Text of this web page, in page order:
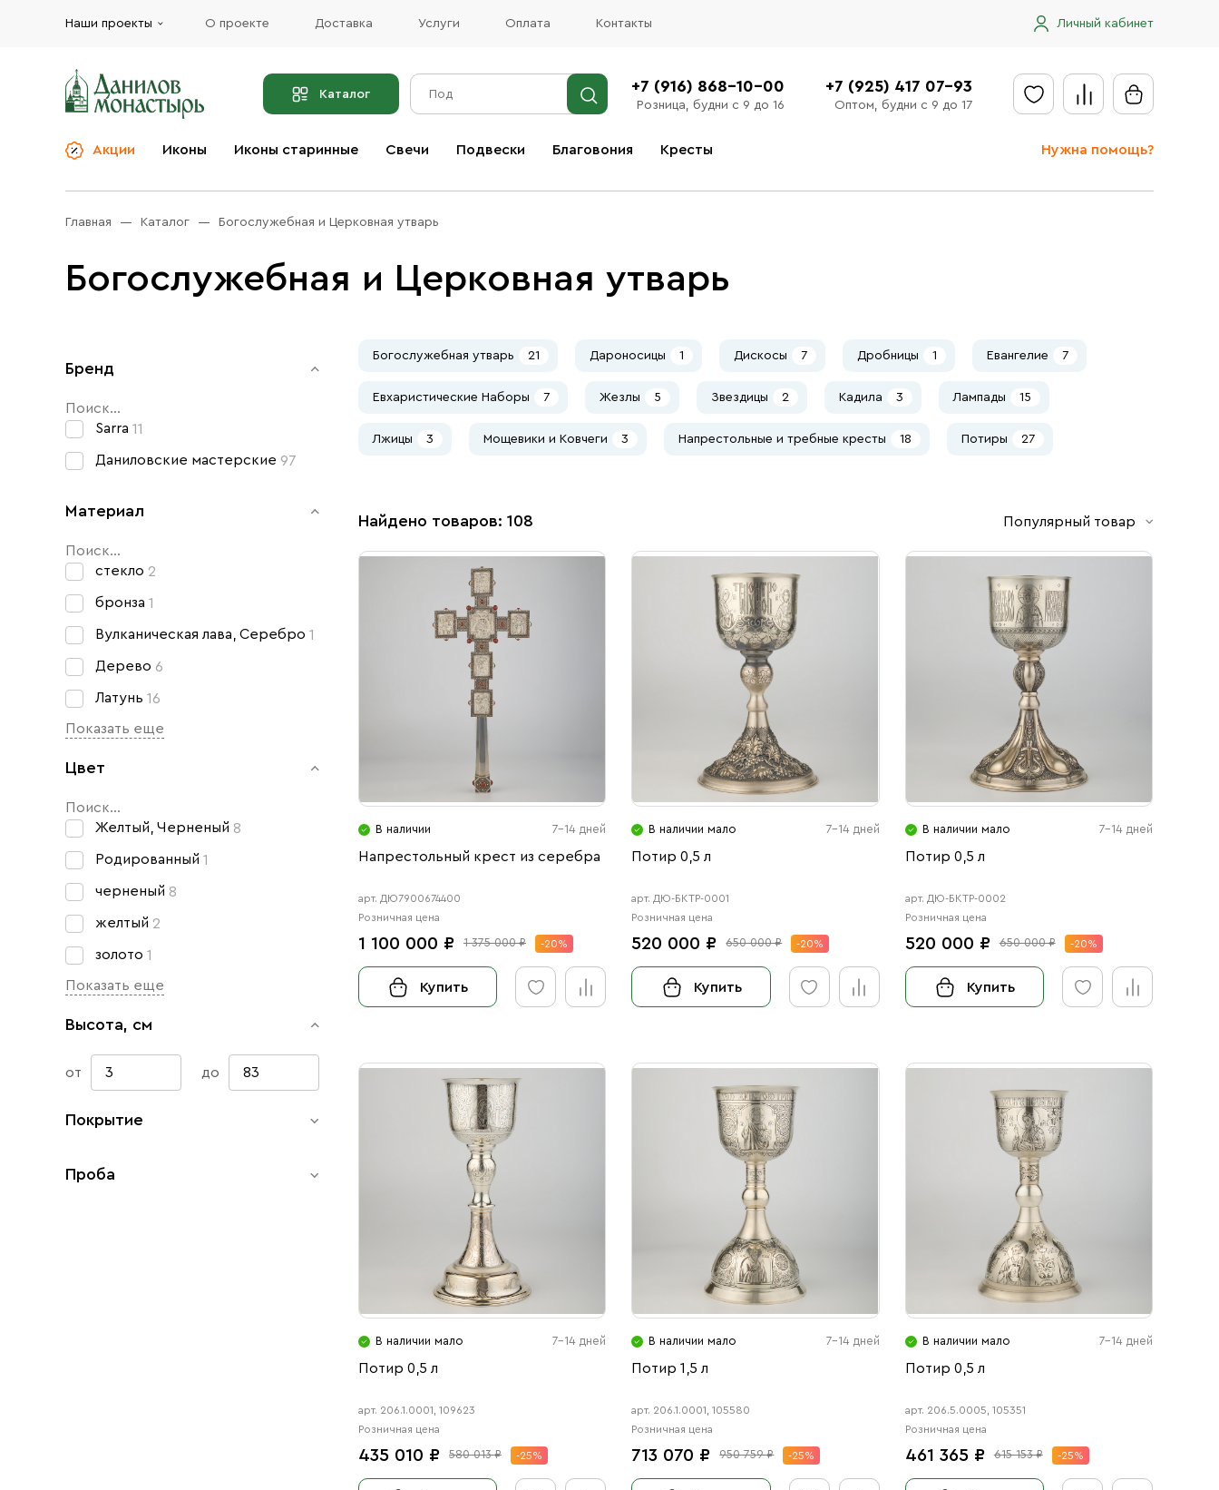
Наши проекты О проекте Доставка Услуги Оплата Контакты Личный кабинет
Каталог +7 (916) 868-10-00
Розница, будни с 9 до 16
+7 (925) 417 07-93
Оптом, будни с 9 до 17
Акции Иконы Иконы старинные Свечи Подвески Благовония Кресты Нужна помощь?
Отправить заявку
Церковная утварь
Бренды
Услуги
Главная Каталог Богослужебная и Церковная утварь
Богослужебная и Церковная утварь
Бренд
Sarra 11
Даниловские мастерские 97
Материал
cтекло 2
бронза 1
Вулканическая лава, Серебро 1
Дерево 6
Латунь 16
Показать еще
Цвет
Желтый, Черненый 8
Родированный 1
черненый 8
желтый 2
золото 1
Показать еще
Высота, см
от до
Покрытие
Позолота
Проба
Богослужебная утварь 21 Дароносицы 1 Дискосы 7 Дробницы 1 Евангелие 7
Евхаристические Наборы 7 Жезлы 5 Звездицы 2 Кадила 3 Лампады 15
Лжицы 3 Мощевики и Ковчеги 3 Напрестольные и требные кресты 18 Потиры 27
Найдено товаров: 108 Популярный товар
В наличии 7-14 дней
Напрестольный крест из серебра
арт. ДЮ7900674400
Розничная цена
1 100 000 ₽ 1 375 000 ₽ -20%
Купить
В наличии мало 7-14 дней
Потир 0,5 л
арт. ДЮ-БКТР-0001
Розничная цена
520 000 ₽ 650 000 ₽ -20%
Купить
В наличии мало 7-14 дней
Потир 0,5 л
арт. ДЮ-БКТР-0002
Розничная цена
520 000 ₽ 650 000 ₽ -20%
Купить
В наличии мало 7-14 дней
Потир 0,5 л
арт. 206.1.0001, 109623
Розничная цена
435 010 ₽ 580 013 ₽ -25%
В наличии мало 7-14 дней
Потир 1,5 л
арт. 206.1.0001, 105580
Розничная цена
713 070 ₽ 950 759 ₽ -25%
В наличии мало 7-14 дней
Потир 0,5 л
арт. 206.5.0005, 105351
Розничная цена
461 365 ₽ 615 153 ₽ -25%